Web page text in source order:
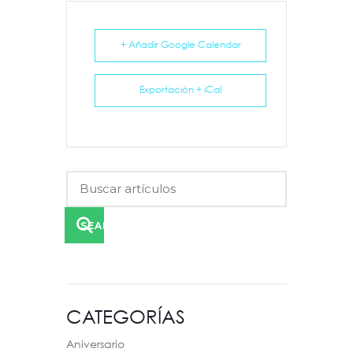
+ Añadir Google Calendar
Exportación + iCal
SEARCH
CATEGORÍAS
Aniversario